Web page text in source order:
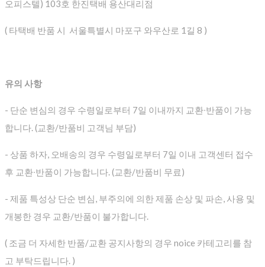
오피스텔) 103호 한진택배 용산대리점
( 타택배 반품 시 서울특별시 마포구 와우산로 1길 8 )
유의 사항
- 단순 변심의 경우 수령일로부터 7일 이내까지 교환∙반품이 가능
합니다. (교환/반품비 고객님 부담)
- 상품 하자, 오배송의 경우 수령일로부터 7일 이내 고객센터 접수
후 교환∙반품이 가능합니다. (교환/반품비 무료)
- 제품 특성상 단순 변심, 부주의에 의한 제품 손상 및 파손, 사용 및
개봉한 경우 교환/반품이 불가합니다.
( 조금 더 자세한 반품/교환 공지사항의 경우 noice 카테고리를 참
고 부탁드립니다. )